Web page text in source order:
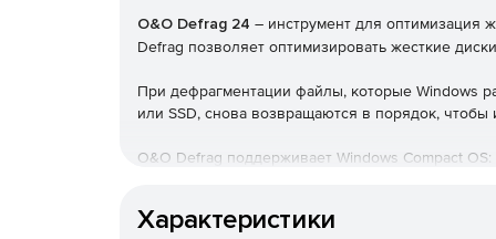
O&O Defrag 24 – инструмент для оптимизация
Defrag позволяет оптимизировать жесткие
При дефрагментации файлы, которые Windows
или SSD, снова возвращаются в порядок,
O&O Defrag поддерживает Windows Compact
места.
Характеристики